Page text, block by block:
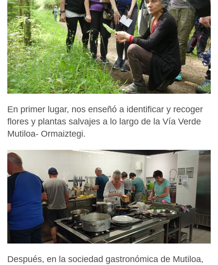
En primer lugar, nos enseñó a identificar y recoger
flores y plantas salvajes a lo largo de la Vía Verde
Mutiloa- Ormaiztegi.
Después, en la sociedad gastronómica de Mutiloa,